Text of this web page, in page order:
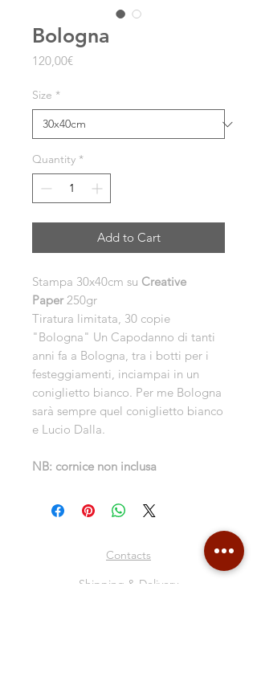
Bologna
120,00€Price
Size *
Quantity *
Add to Cart
Stampa 30x40cm su Creative
Paper250gr
Tiratura limitata, 30 copie
"Bologna" Un Capodanno di tanti
anni fa a Bologna, tra i botti per i
festeggiamenti, inciampai in un
coniglietto bianco. Per me Bologna
sarà sempre quel coniglietto bianco
e Lucio Dalla.
NB: cornice non inclusa
Contacts
Shipping & Delivery